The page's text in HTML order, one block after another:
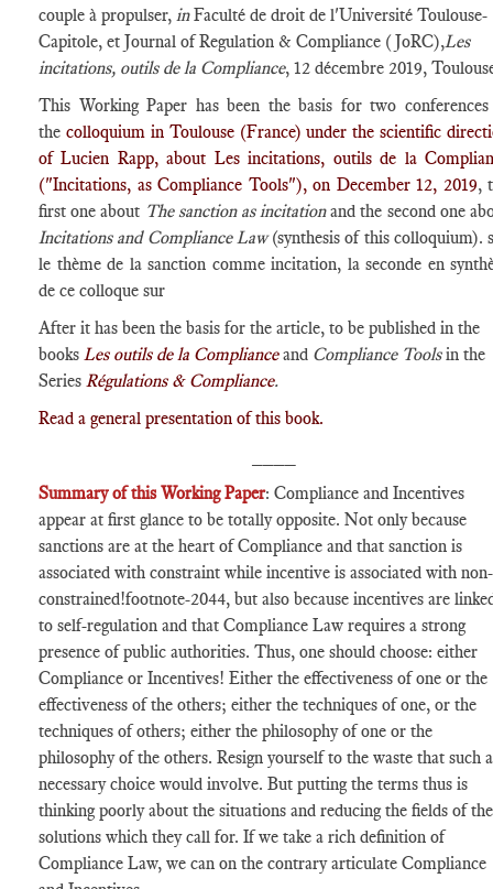
couple à propulser, inFaculté de droit de l'Université Toulouse-
Capitole, et Journal of Regulation & Compliance (JoRC),Les
incitations, outils de la Compliance, 12 décembre 2019,
This Working Paper has been the basis for two
the colloquium in Toulouse (France) under the scientific
of Lucien Rapp, about Les incitations, outils de la
("Incitations, as Compliance Tools"), on December 12, 2019,
first one about The sanction as incitationand the second one
Incitations and Compliance Law(synthesis of this colloquium).
le thème de la sanction comme incitation, la seconde en
de ce colloque sur
After it has been the basis for the article, to be published in the
books Les outils de la Compliance and Compliance Toolsin the
Series Régulations & Compliance.
Read a general presentation of this book.
Summary of this Working Paper: Compliance and Incentives
appear at first glance to be totally opposite. Not only because
sanctions are at the heart of Compliance and that sanction is
associated with constraint while incentive is associated with non-
constrained!footnote-2044, but also because incentives are
to self-regulation and that Compliance Law requires a strong
presence of public authorities. Thus, one should choose: either
Compliance or Incentives! Either the effectiveness of one or the
effectiveness of the others; either the techniques of one, or the
techniques of others; either the philosophy of one or the
philosophy of the others. Resign yourself to the waste that such a
necessary choice would involve. But putting the terms thus is
thinking poorly about the situations and reducing the fields of the
solutions which they call for. If we take a rich definition of
Compliance Law, we can on the contrary articulate Compliance